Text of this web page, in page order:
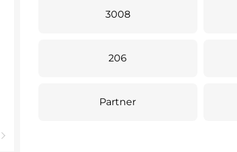
3008
206
Partner